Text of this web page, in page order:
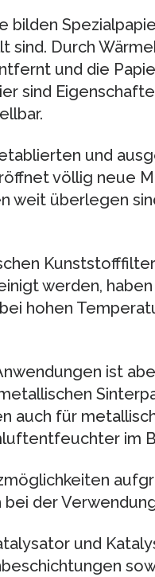
bilden
sind. Durch
und die
sind
und
völlig neue
weit überlegen
werden,
hohen
ist
auch für
im
der
und